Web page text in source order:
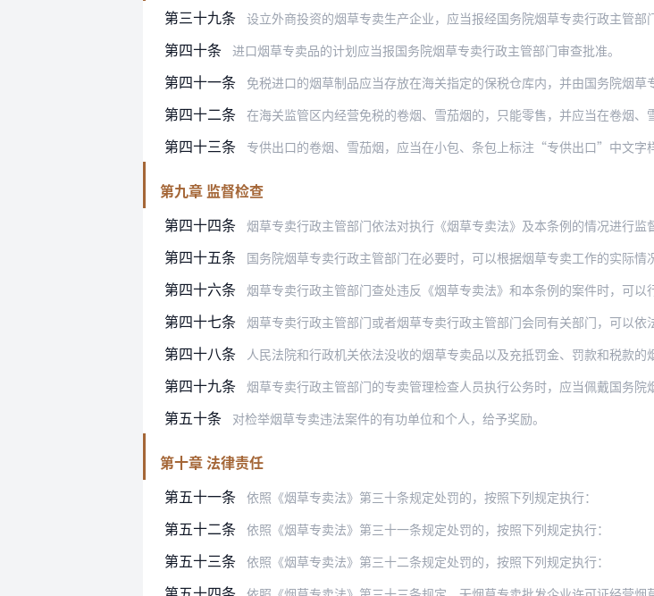
第三十九条
设立外商投资的烟草专卖生产企业，应当报经国务院烟草专卖行政主管部
第四十条 进口烟草专卖品的计划应当报国务院烟草专卖行政主管部门审查批准。
第四十一条 免税进口的烟草制品应当存放在海关指定的保税仓库内，并由国务院烟草专卖行政主管部门指
第四十二条 在海关监管区内经营免税的卷烟、雪茄烟的，只能零售，并应当在卷烟、雪
第四十三条 专供出口的卷烟、雪茄烟，应当在小包、条包上标注“专供出口”中文字
第九章 监督检查
第四十四条
烟草专卖行政主管部门依法对执行《烟草专卖法》及本条例的情况进行监督、检查，查处违反
第四十五条 国务院烟草专卖行政主管部门在必要时，可以根据烟草专卖工作的实际情况，在重点地区设立
第四十六条 烟草专卖行政主管部门查处违反《烟草专卖法》和本条例的案件时，可以
第四十七条 烟草专卖行政主管部门或者烟草专卖行政主管部门会同有关部门，可以依
第四十八条 人民法院和行政机关依法没收的烟草专卖品以及充抵罚金、罚款和税款的烟草专卖
第四十九条 烟草专卖行政主管部门的专卖管理检查人员执行公务时，应当佩戴国务院烟草专卖
第五十条 对检举烟草专卖违法案件的有功单位和个人，给予奖励。
第十章 法律责任
第五十一条
依照《烟草专卖法》第三十条规定处罚的，按照下列规定执行：
第五十二条 依照《烟草专卖法》第三十一条规定处罚的，按照下列规定执行：
第五十三条 依照《烟草专卖法》第三十二条规定处罚的，按照下列规定执行：